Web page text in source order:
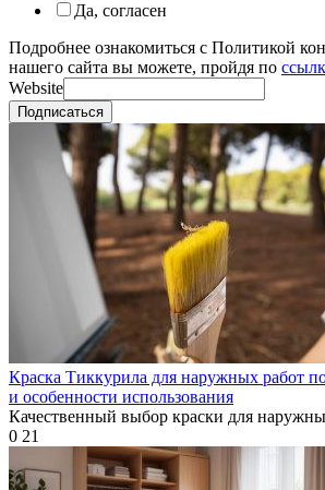
Да, согласен
Подробнее ознакомиться с Политикой
нашего сайта вы можете, пройдя по
Website
Подписаться
Краска Тиккурила для наружных работ
и особенности использования
Качественный выбор краски для
0 21